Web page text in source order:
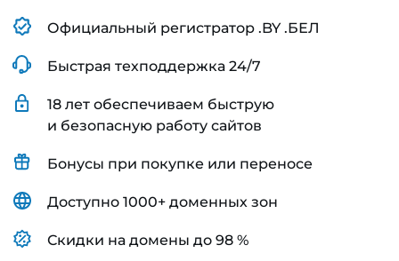
Официальный регистратор .BY .БЕЛ
Быстрая техподдержка 24/7
18 лет обеспечиваем быструю
и безопасную работу сайтов
Бонусы при покупке или переносе
Доступно 1000+ доменных зон
Скидки на домены до 98 %